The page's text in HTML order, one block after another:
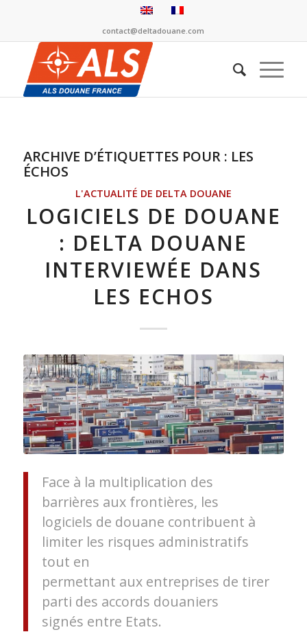
contact@deltadouane.com
ARCHIVE D’ÉTIQUETTES POUR : LES
ÉCHOS
L'ACTUALITÉ DE DELTA DOUANE
LOGICIELS DE DOUANE
: DELTA DOUANE
INTERVIEWÉE DANS
LES ECHOS
Face à la multiplication des
barrières aux frontières, les
logiciels de douane contribuent à
limiter les risques administratifs
tout en
permettant aux entreprises de tirer
parti des accords douaniers
signés entre Etats.